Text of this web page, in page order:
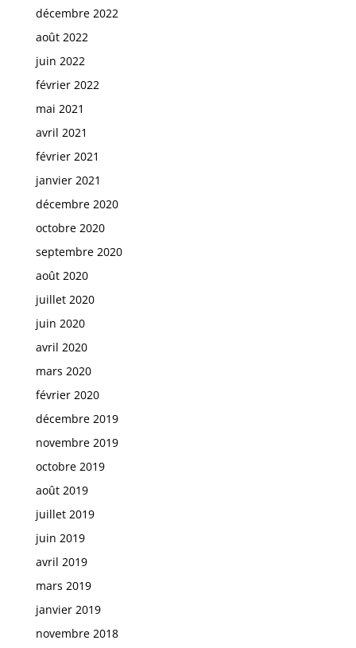
décembre 2022
août 2022
juin 2022
février 2022
mai 2021
avril 2021
février 2021
janvier 2021
décembre 2020
octobre 2020
septembre 2020
août 2020
juillet 2020
juin 2020
avril 2020
mars 2020
février 2020
décembre 2019
novembre 2019
octobre 2019
août 2019
juillet 2019
juin 2019
avril 2019
mars 2019
janvier 2019
novembre 2018